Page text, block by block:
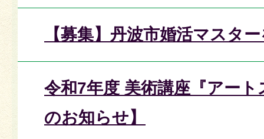
【募集】丹波市婚活マスタ
令和7年度 美術講座『アー
のお知らせ】